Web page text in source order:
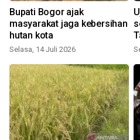
Bupati Bogor ajak
masyarakat jaga kebersihan
hutan kota
Selasa, 14 Juli 2026